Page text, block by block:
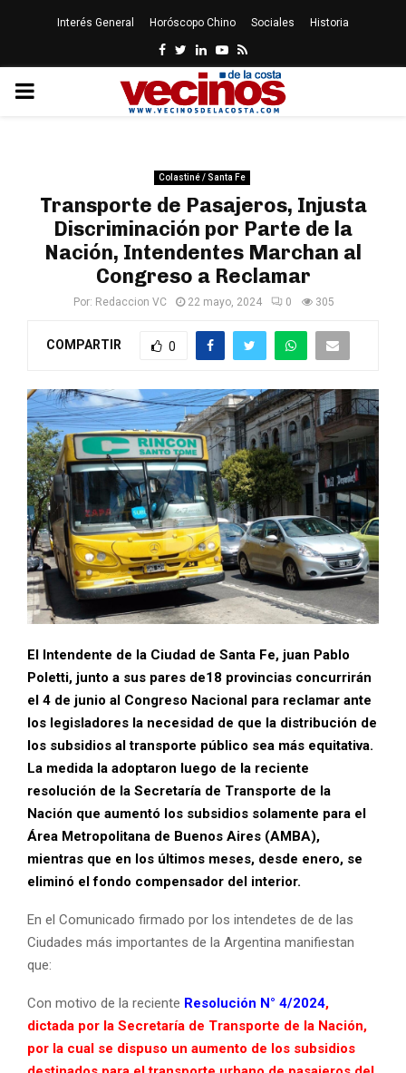
Interés General Horóscopo Chino Sociales Historia
Facebook
Twitter
LinkedinYoutube
Rss
PRIMARY
Colastiné / Santa Fe
Transporte de Pasajeros, Injusta
Discriminación por Parte de la
Nación, Intendentes Marchan al
Congreso a Reclamar
Por: Redaccion VC 22 mayo, 2024 0 305
COMPARTIR 0
El Intendente de la Ciudad de Santa Fe, juan Pablo
Poletti, junto a sus pares de18 provincias concurrirán
el 4 de junio al Congreso Nacional para reclamar ante
los legisladores la necesidad de que la distribución de
los subsidios al transporte público sea más equitativa.
La medida la adoptaron luego de la reciente
resolución de la Secretaría de Transporte de la
Nación que aumentó los subsidios solamente para el
Área Metropolitana de Buenos Aires (AMBA),
mientras que en los últimos meses, desde enero, se
eliminó el fondo compensador del interior.
En el Comunicado firmado por los intendetes de de las
Ciudades más importantes de la Argentina manifiestan
que:
Con motivo de la reciente Resolución N° 4/2024,
dictada por la Secretaría de Transporte de la Nación,
por la cual se dispuso un aumento de los subsidios